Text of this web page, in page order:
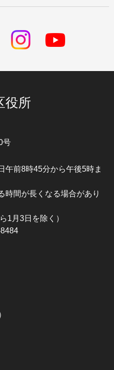
役所
号
午前8時45分から午後5時ま
間が長くなる場合があり
1月3日を除く）